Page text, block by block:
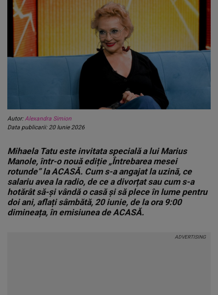
Autor:Alexandra Simion
Data publicarii: 20 Iunie 2026
Mihaela Tatu este invitata specială a lui Marius
Manole, într-o nouă ediție „Întrebarea mesei
rotunde” la ACASĂ. Cum s-a angajat la uzină, ce
salariu avea la radio, de ce a divorțat sau cum s-a
hotărât să-și vândă o casă și să plece în lume pentru
doi ani, aflați sâmbătă, 20 iunie, de la ora 9:00
dimineața, în emisiunea de ACASĂ.